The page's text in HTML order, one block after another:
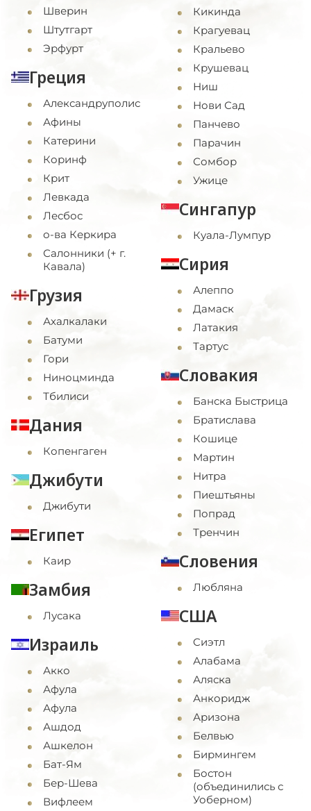
Шверин
Штутгарт
Эрфурт
Греция
Александруполис
Афины
Катерини
Коринф
Крит
Левкада
Лесбос
о-ва Керкира
Салонники (+ г.
Кавала)
Грузия
Ахалкалаки
Батуми
Гори
Ниноцминда
Тбилиси
Дания
Копенгаген
Джибути
Джибути
Египет
Каир
Замбия
Лусака
Израиль
Акко
Афула
Афула
Ашдод
Ашкелон
Бат-Ям
Бер-Шева
Вифлеем
Кикинда
Крагуевац
Кральево
Крушевац
Ниш
Нови Сад
Панчево
Парачин
Сомбор
Ужице
Сингапур
Куала-Лумпур
Сирия
Алеппо
Дамаск
Латакия
Тартус
Словакия
Банска Быстрица
Братислава
Кошице
Мартин
Нитра
Пиештьяны
Попрад
Тренчин
Словения
Любляна
США
Cиэтл
Алабама
Аляска
Анкоридж
Аризона
Белвью
Бирмингем
Бостон
(объединились с
Уоберном)